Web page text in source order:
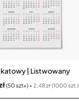
| Listwowany
(50 szt+) • 2,48 zł (1000 szt.)